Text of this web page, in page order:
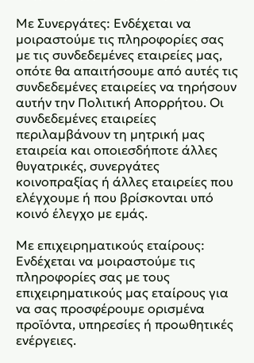
Με Συνεργάτες: Ενδέχεται να
μοιραστούμε τις πληροφορίες σας
με τις συνδεδεμένες εταιρείες μας,
οπότε θα απαιτήσουμε από αυτές τις
συνδεδεμένες εταιρείες να τηρήσουν
αυτήν την Πολιτική Απορρήτου. Οι
συνδεδεμένες εταιρείες
περιλαμβάνουν τη μητρική μας
εταιρεία και οποιεσδήποτε άλλες
θυγατρικές, συνεργάτες
κοινοπραξίας ή άλλες εταιρείες που
ελέγχουμε ή που βρίσκονται υπό
κοινό έλεγχο με εμάς.
Με επιχειρηματικούς εταίρους:
Ενδέχεται να μοιραστούμε τις
πληροφορίες σας με τους
επιχειρηματικούς μας εταίρους για
να σας προσφέρουμε ορισμένα
προϊόντα, υπηρεσίες ή προωθητικές
ενέργειες.